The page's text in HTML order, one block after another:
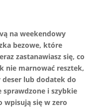
na weekendowy
bezowe, które
zastanawiasz się, co
nie marnować resztek,
deser lub dodatek do
sprawdzone i szybkie
wpisują się w zero